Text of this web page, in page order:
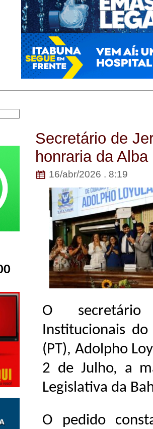
Secretário de
honraria da Alba
16/abr/2026 . 8:19
O
Institucionais
(PT), Adolpho
2 de Julho, a
Legislativa da
O pedido